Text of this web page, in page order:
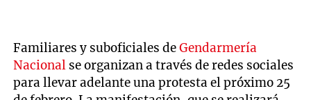
Familiares y suboficiales deGendarmería
Nacional se organizan a través de redes sociales
para llevar adelante una protesta el próximo 25